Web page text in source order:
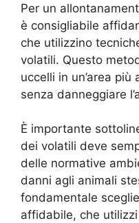
Per un
è consigliabile
che utilizzino
volatili. Questo
uccelli in un’area
senza danneggiare
È importante
dei volatili deve
delle normative
danni agli animali
fondamentale
affidabile, che